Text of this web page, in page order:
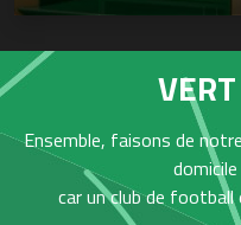
Ensemble, faisons de
car un club de